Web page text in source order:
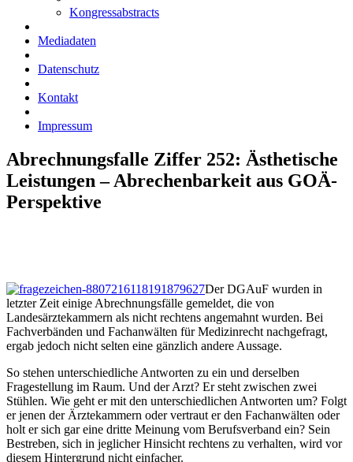
Kongressabstracts
Mediadaten
Datenschutz
Kontakt
Impressum
Abrechnungsfalle Ziffer 252: Ästhetische
Leistungen – Abrechenbarkeit aus GOÄ-
Perspektive
Der DGAuF wurden in
letzter Zeit einige Abrechnungsfälle gemeldet, die von
Landesärztekammern als nicht rechtens angemahnt wurden. Bei
Fachverbänden und Fachanwälten für Medizinrecht nachgefragt,
ergab jedoch nicht selten eine gänzlich andere Aussage.
So stehen unterschiedliche Antworten zu ein und derselben
Fragestellung im Raum. Und der Arzt? Er steht zwischen zwei
Stühlen. Wie geht er mit den unterschiedlichen Antworten um? Folgt
er jenen der Ärztekammern oder vertraut er den Fachanwälten oder
holt er sich gar eine dritte Meinung vom Berufsverband ein? Sein
Bestreben, sich in jeglicher Hinsicht rechtens zu verhalten, wird vor
diesem Hintergrund nicht einfacher.